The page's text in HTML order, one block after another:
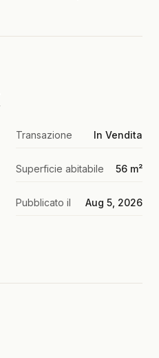
Transazione In Vendita
Superficie abitabile 56 m²
Pubblicato il Aug 5, 2026